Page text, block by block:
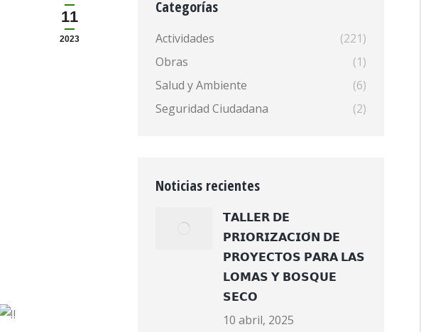
11
2023
Categorías
Actividades
(221)
Obras
(1)
Salud y Ambiente
(6)
Seguridad Ciudadana
(2)
Noticias recientes
𝗧𝗔𝗟𝗟𝗘𝗥 𝗗𝗘
𝗣𝗥𝗜𝗢𝗥𝗜𝗭𝗔𝗖𝗜𝗢́𝗡 𝗗𝗘
𝗣𝗥𝗢𝗬𝗘𝗖𝗧𝗢𝗦 𝗣𝗔𝗥𝗔 𝗟𝗔𝗦
𝗟𝗢𝗠𝗔𝗦 𝗬 𝗕𝗢𝗦𝗤𝗨𝗘
𝗦𝗘𝗖𝗢
10 abril, 2025